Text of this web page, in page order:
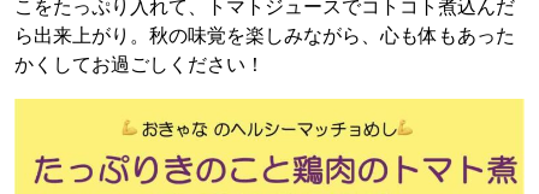
こをたっぷり入れて、トマトジュースでコトコト煮込んだ
ら出来上がり。秋の味覚を楽しみながら、心も体もあった
かくしてお過ごしください！